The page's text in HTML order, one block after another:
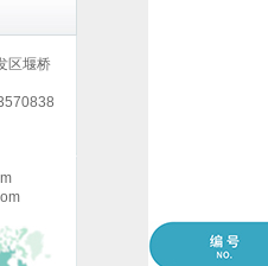
区堰桥